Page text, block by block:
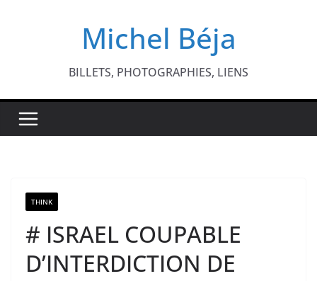
Michel Béja
BILLETS, PHOTOGRAPHIES, LIENS
THINK
# ISRAEL COUPABLE
D’INTERDICTION DE